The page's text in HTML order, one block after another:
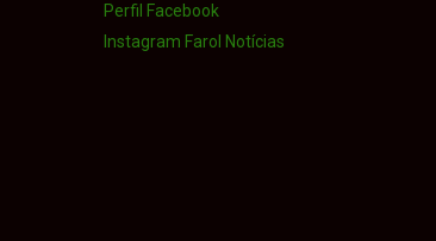
Perfil Facebook
Instagram Farol Notícias